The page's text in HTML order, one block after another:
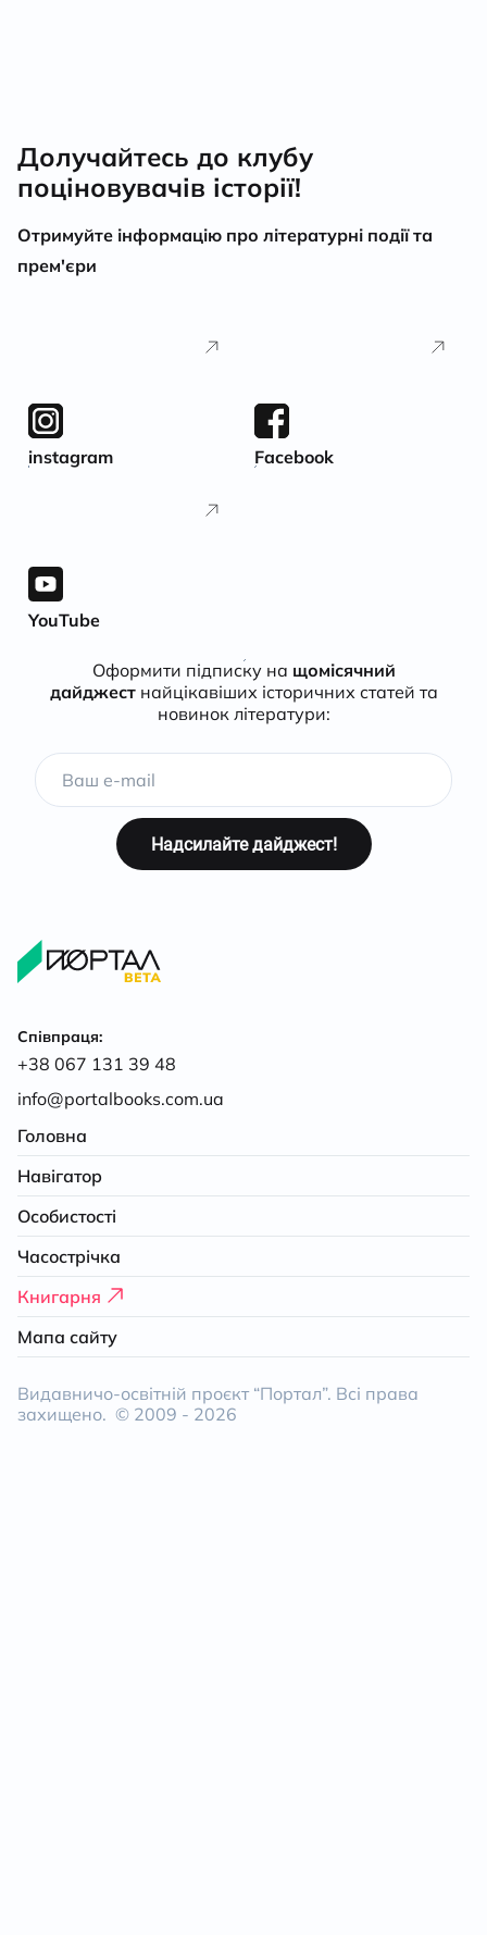
Долучайтесь до клубу
поціновувачів історії!
Отримуйте інформацію про літературні події та
прем'єри
instagram Facebook
YouTube
Оформити підписку на щомісячний
дайджестнайцікавіших історичних статей та
новинок літератури:
Співпраця:
+38 067 131 39 48
info@portalbooks.com.ua
Головна
Навігатор
Особистості
Часострічка
Книгарня
Мапа сайту
Видавничо-освітній проєкт “Портал”. Всі права
захищено. © 2009 - 2026